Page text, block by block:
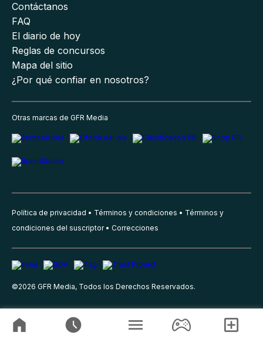
Contáctanos
FAQ
El diario de hoy
Reglas de concursos
Mapa del sitio
¿Por qué confiar en nosotros?
Otras marcas de GFR Media
Política de privacidad Términos y condiciones
Términos y
condiciones del suscriptor
Correcciones
©2026 GFR Media, Todos los Derechos Reservados.